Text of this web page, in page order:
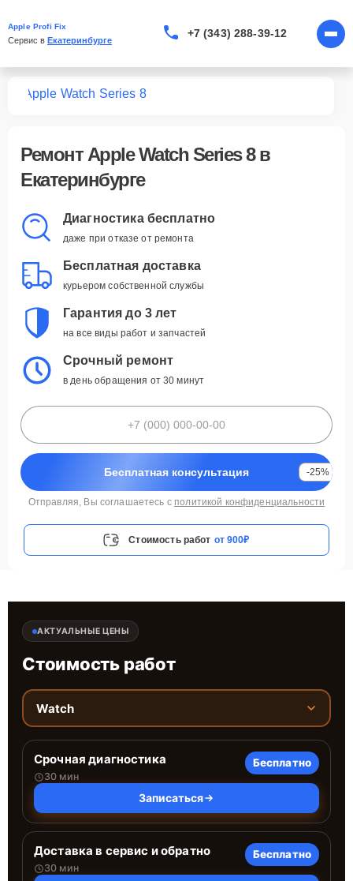
Apple Profi Fix
Сервис в Екатеринбурге
+7 (343) 288-39-12
Apple Watch Series 8
Ремонт Apple Watch Series 8в
Екатеринбурге
Диагностика бесплатно
даже при отказе от ремонта
Бесплатная доставка
курьером собственной службы
Гарантия до 3 лет
на все виды работ и запчастей
Срочный ремонт
в день обращения от 30 минут
Бесплатная консультация -25%
Отправляя, Вы соглашаетесь с политикой конфиденциальности
Стоимость работ от 900₽
АКТУАЛЬНЫЕ ЦЕНЫ
Стоимость работ
Watch
Срочная диагностика
30 мин
Бесплатно
Записаться
Доставка в сервис и обратно
30 мин
Бесплатно